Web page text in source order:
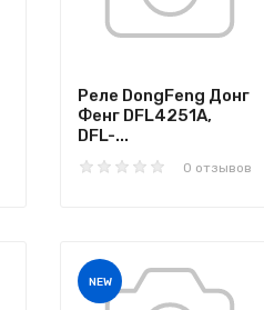
Реле DongFeng Донг
Фенг DFL4251A,
DFL-...
0 отзывов
NEW